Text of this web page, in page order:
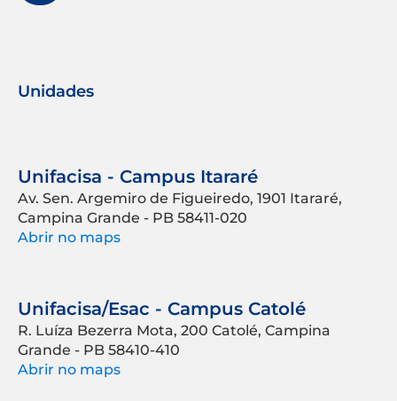
Unidades
Unifacisa - Campus Itararé
Av. Sen. Argemiro de Figueiredo, 1901 Itararé,
Campina Grande - PB 58411-020
Abrir no maps
Unifacisa/Esac - Campus Catolé
R. Luíza Bezerra Mota, 200 Catolé, Campina
Grande - PB 58410-410
Abrir no maps